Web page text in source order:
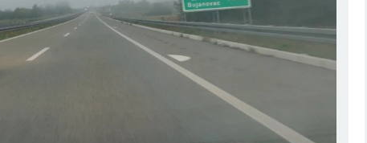
Ovaj dan obeležiće
rada na jednom
Uskoro vas očekuje
novog ugovora s
inostranom firmom.
POSAO:Vaše reči imaće
posebnu težinu, zato pažljivo
birajte šta obećavate i kome
verujete. Akcenat je na
komunikaciji tokom ovog
perioda.
LJUBAV:Slobodni Blizanci bi
mogli da upoznaju osobu
koja će ih osvojiti